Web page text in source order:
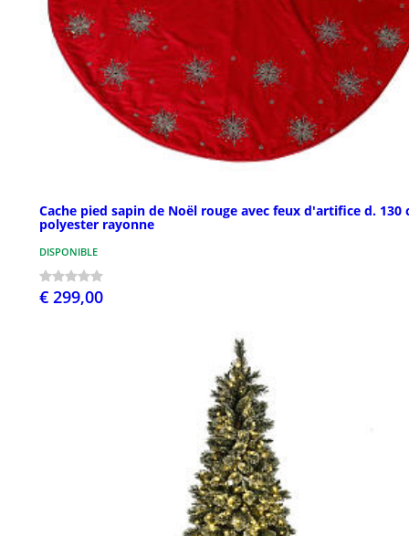
Cache pied sapin de Noël rouge avec feux d'artifice d. 130
polyester rayonne
DISPONIBLE
€ 299,00